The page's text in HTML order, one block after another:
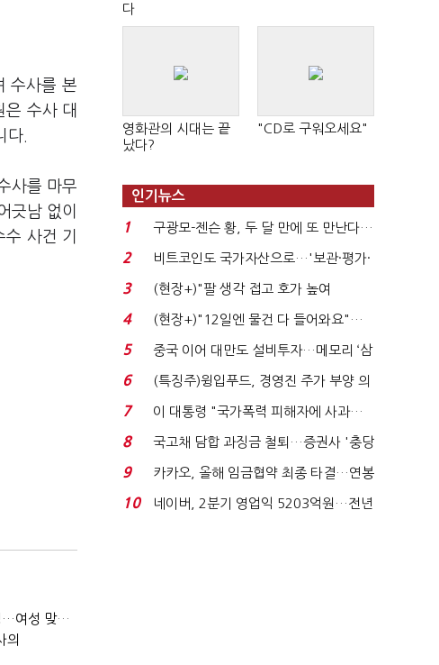
수사를 본
은 수사 대
다.
사를 마무
긋남 없이
사건 기
(마약범죄, 처벌에서 치료로)②(단독)"마약은 전염병…여성 맞춤형 재활과정 개발 중"
의
다
영화관의 시대는 끝
났다?
"CD로 구워오세요"
인기뉴스
1
구광모-젠슨 황, 두 달 만에 또 만난다…
로봇·AI 등 논...
2
비트코인도 국가자산으로…'보관·평가·
처분' 기준은 ...
3
(현장+)"팔 생각 접고 호가 높여
요"…'덜 똘똘한 한 채' 20...
4
(현장+)"12일엔 물건 다 들어와요"…
빈 매대 채우며 문 연 ...
5
중국 이어 대만도 설비투자…메모리 ‘삼
국전쟁’
6
(특징주)윙입푸드, 경영진 주가 부양 의
지에 상한가...
7
이 대통령 "국가폭력 피해자에 사과…
적극적 조사로 진...
8
국고채 담합 과징금 철퇴…증권사 '충당
금 폭탄' 우려...
9
카카오, 올해 임금협약 최종 타결…연봉
6.3% 인상·격려...
10
네이버, 2분기 영업익 5203억원…전년